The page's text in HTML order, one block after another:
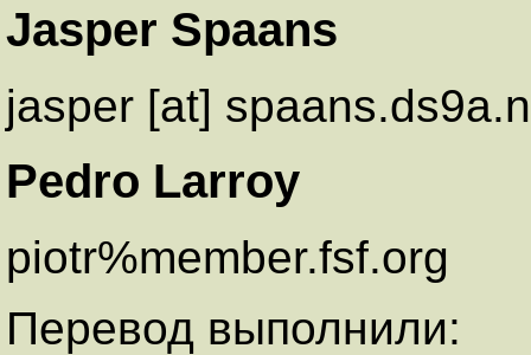
Jasper Spaans
jasper [at]
Pedro Larroy
piotr%member.fsf.org
Перевод выполнили: